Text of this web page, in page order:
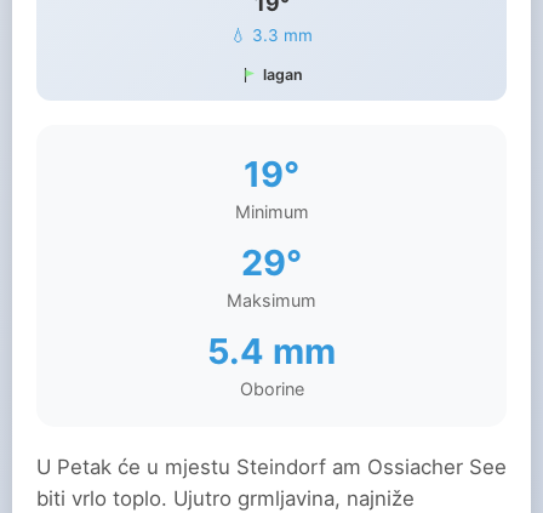
💧 3.3 mm
lagan
19°
Minimum
29°
Maksimum
5.4 mm
Oborine
U Petak će u mjestu Steindorf am Ossiacher See
biti vrlo toplo. Ujutro grmljavina, najniže